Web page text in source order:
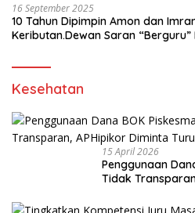
16 September 2025
10 Tahun Dipimpin Amon dan
Keributan.Dewan Saran “Berguru”
Kesehatan
15 April 2026
Penggunaan
Tidak